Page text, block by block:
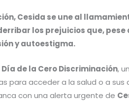
Cesida se une al
los prejuicios que, pese
y autoestigma.
Día de la Cero Discriminación,
para acceder a la salud o a sus
con una alerta urgente de